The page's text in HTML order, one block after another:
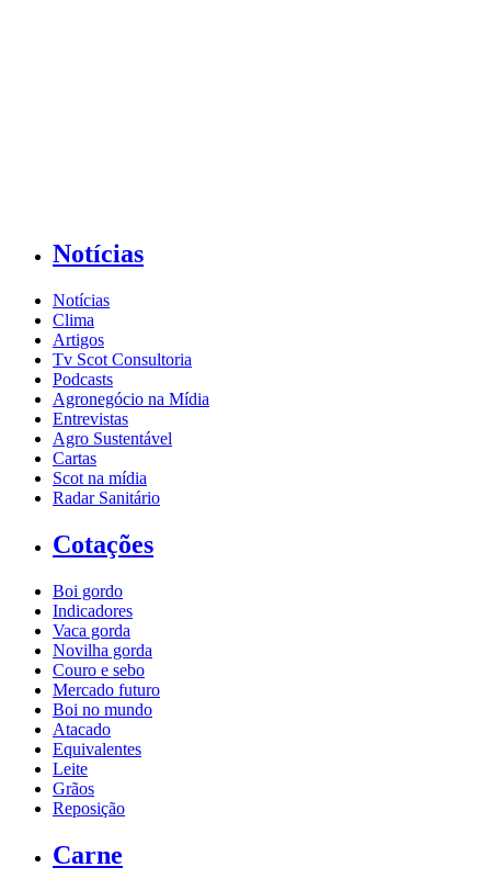
Notícias
Notícias
Clima
Artigos
Tv Scot Consultoria
Podcasts
Agronegócio na Mídia
Entrevistas
Agro Sustentável
Cartas
Scot na mídia
Radar Sanitário
Cotações
Boi gordo
Indicadores
Vaca gorda
Novilha gorda
Couro e sebo
Mercado futuro
Boi no mundo
Atacado
Equivalentes
Leite
Grãos
Reposição
Carne